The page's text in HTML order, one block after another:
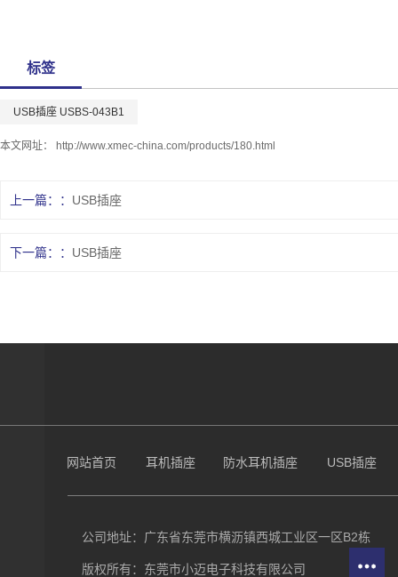
标签
USB插座 USBS-043B1
本文网址： http://www.xmec-china.com/products/180.html
上一篇： USB插座
下一篇： USB插座
网站首页 耳机插座 防水耳机插座 USB插座
公司地址：广东省东莞市横沥镇西城工业区一区B2栋
版权所有：东莞市小迈电子科技有限公司